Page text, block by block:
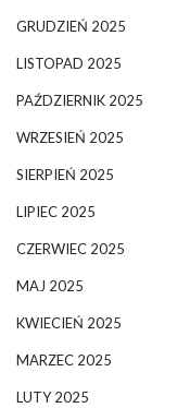
GRUDZIEŃ 2025
LISTOPAD 2025
PAŹDZIERNIK 2025
WRZESIEŃ 2025
SIERPIEŃ 2025
LIPIEC 2025
CZERWIEC 2025
MAJ 2025
KWIECIEŃ 2025
MARZEC 2025
LUTY 2025